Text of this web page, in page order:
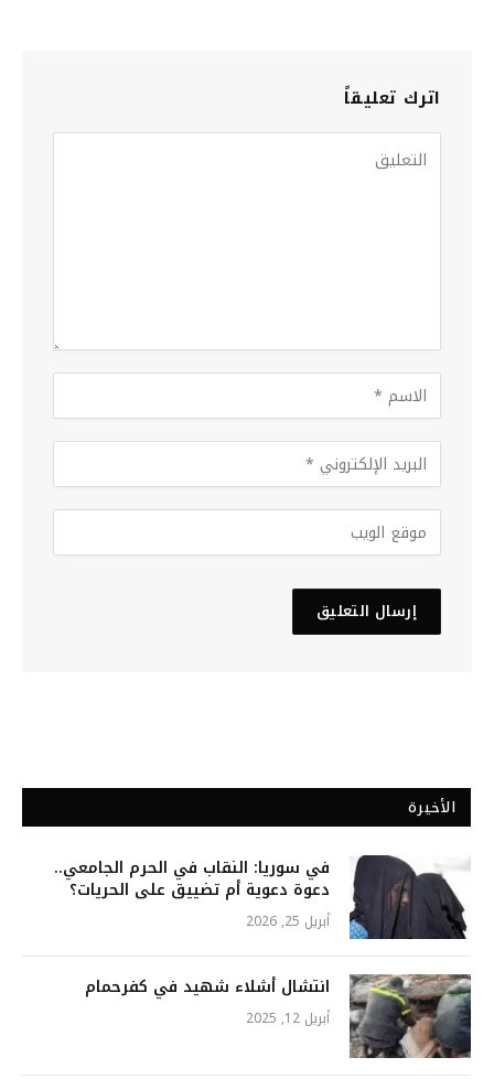
اترك تعليقاً
الأخيرة
في سوريا: النقاب في الحرم الجامعي..
دعوة دعوية أم تضييق على الحريات؟
أبريل 25, 2026
انتشال أشلاء شهيد في كفرحمام
أبريل 12, 2025